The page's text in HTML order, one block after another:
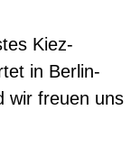
Kiez-
in Berlin-
wir freuen uns